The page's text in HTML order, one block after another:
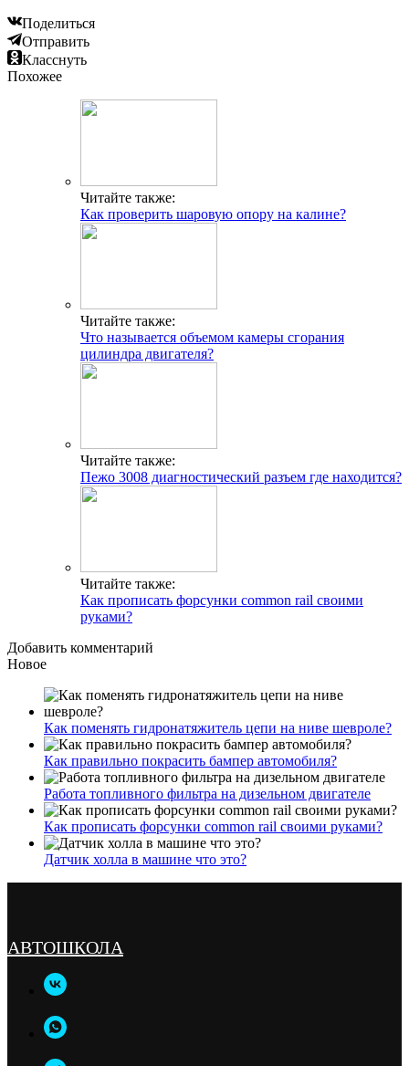
Поделиться
Отправить
Класснуть
Похожее
Читайте также:
Как проверить шаровую опору на калине?
Читайте также:
Что называется объемом камеры сгорания
цилиндра двигателя?
Читайте также:
Пежо 3008 диагностический разъем где находится?
Читайте также:
Как прописать форсунки common rail своими
руками?
Добавить комментарий
Новое
Как поменять гидронатяжитель цепи на ниве шевроле?
Как правильно покрасить бампер автомобиля?
Работа топливного фильтра на дизельном двигателе
Как прописать форсунки common rail своими руками?
Датчик холла в машине что это?
АВТОШКОЛА